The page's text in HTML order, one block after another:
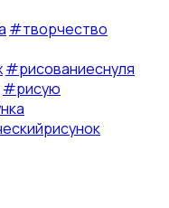
#творчество
#рисованиеснуля
#рисую